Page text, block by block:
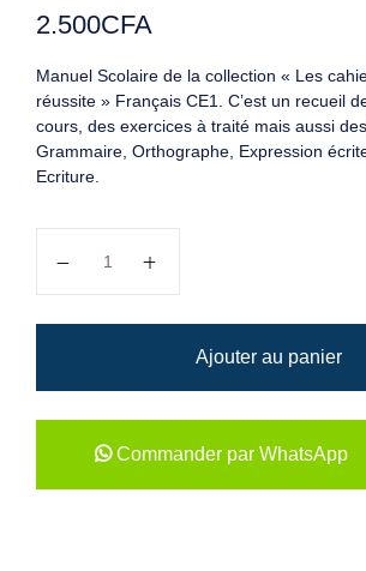
2.500CFA
Manuel Scolaire de la collection « Les
réussite » Français CE1. C’est un recueil
cours, des exercices à traité mais aussi
Grammaire, Orthographe, Expression
Ecriture.
Ajouter au panier
Commander par WhatsApp